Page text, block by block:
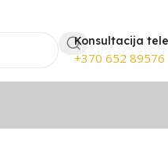
nuo 100€
Konsultacija
+370 652 89576